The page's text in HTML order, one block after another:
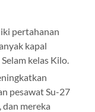
pertahanan
kapal
kelas Kilo.
pesawat Su-27
dan mereka